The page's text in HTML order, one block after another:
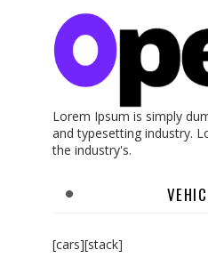
Lorem Ipsum is simply
and typesetting industry.
the industry's.
[cars][stack]